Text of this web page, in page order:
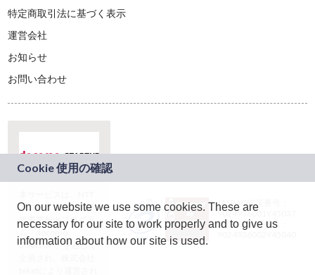
特定商取引法に基づく表示
運営会社
お知らせ
お問い合わせ
ドコモグループの新
規事業創出プログラ
ム「docomo
STARTUP」を通じて
JASRAC許諾番号：
9024936001Y45037
JASRAC許諾番号：
On our website we use some cookies. These are
necessary for our site to work properly and to give us
information about how our site is used.